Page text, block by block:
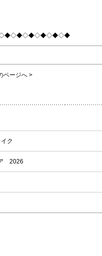
ページへ >
ク
2026